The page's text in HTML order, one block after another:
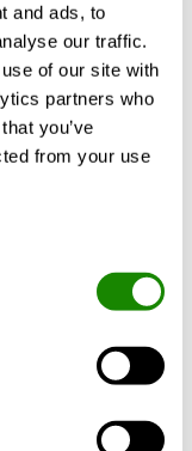
and ads, to
our traffic.
of our site with
partners who
you’ve
from your use